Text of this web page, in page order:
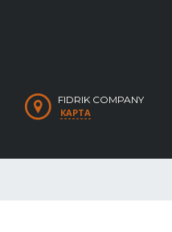
FIDRIK COMPANY
КАРТА